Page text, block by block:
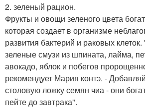
2. зеленый рацион.
Фрукты и овощи зеленого цвета
которая создает в организме
развития бактерий и раковых
зеленые смузи из шпината, лайма,
авокадо, яблок и побегов
рекомендует Мария контэ. -
столовую ложку семян чиа - они
пейте до завтрака".